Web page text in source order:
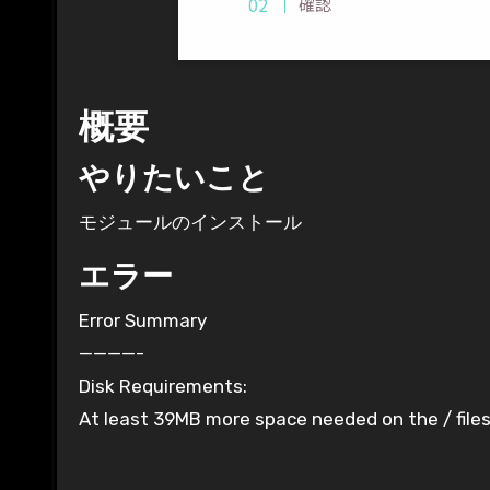
概要
やりたいこと
モジュールのインストール
エラー
Error Summary
————-
Disk Requirements:
At least 39MB more space needed on the /